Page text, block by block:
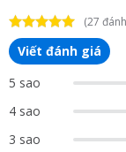
(27
Viết đánh giá
5 sao
4 sao
3 sao